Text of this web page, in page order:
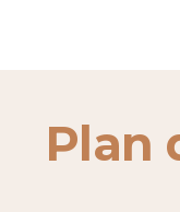
Plan